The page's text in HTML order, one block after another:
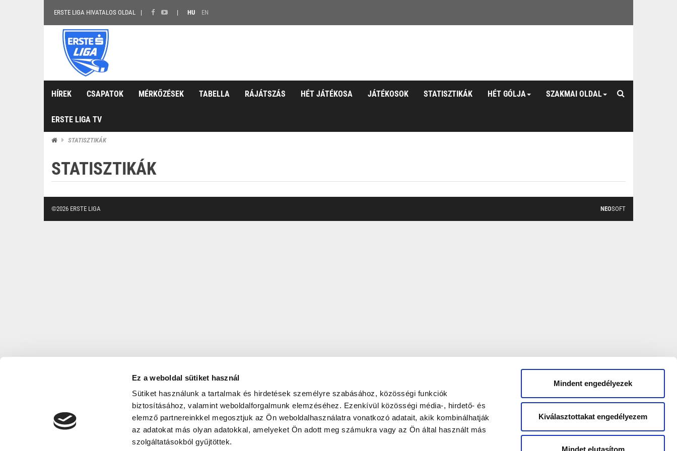
Ez a weboldal sütiket használ
Sütiket használunk a tartalmak és hirdetések személyre szabásához, közösségi funkciók
biztosításához, valamint weboldalforgalmunk elemzéséhez. Ezenkívül közösségi média-, hirdető- és
elemző partnereinkkel megosztjuk az Ön weboldalhasználatra vonatkozó adatait, akik kombinálhatják
az adatokat más olyan adatokkal, amelyeket Ön adott meg számukra vagy az Ön által használt más
szolgáltatásokból gyűjtöttek.
Mindent engedélyezek
Kiválasztottakat engedélyezem
Mindet elutasítom
ERSTE LIGA HIVATALOS OLDAL HU EN
HÍREK CSAPATOK MÉRKŐZÉSEK TABELLA RÁJÁTSZÁS HÉT JÁTÉKOSA JÁTÉKOSOK STATISZTIKÁK HÉT GÓLJA SZAKMAI OLDAL
ERSTE LIGA TV
STATISZTIKÁK
STATISZTIKÁK
©2026 ERSTE LIGA NEOSOFT